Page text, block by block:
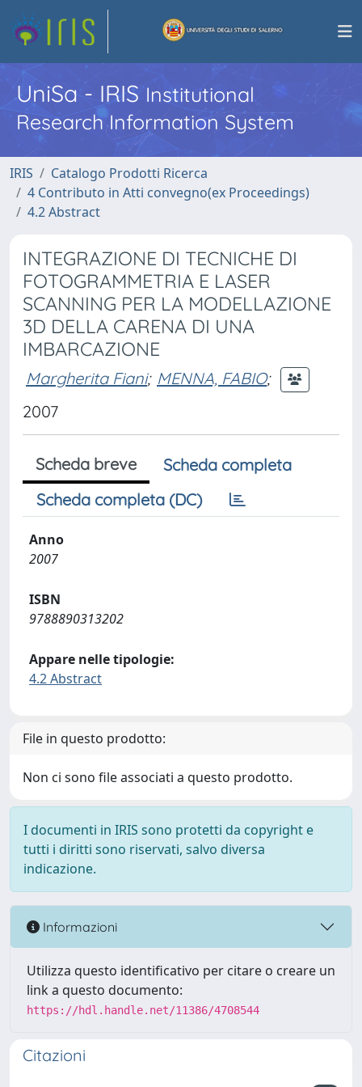
UniSa - IRISInstitutional
Research Information System
IRIS
Catalogo Prodotti Ricerca
4 Contributo in Atti convegno(ex Proceedings)
4.2 Abstract
INTEGRAZIONE DI TECNICHE DI
FOTOGRAMMETRIA E LASER
SCANNING PER LA MODELLAZIONE
3D DELLA CARENA DI UNA
IMBARCAZIONE
Margherita Fiani; MENNA, FABIO;
2007
Scheda breve
Scheda completa
Scheda completa (DC)
Anno
2007
ISBN
9788890313202
Appare nelle tipologie:
4.2 Abstract
File in questo prodotto:
Non ci sono file associati a questo prodotto.
I documenti in IRIS sono protetti da copyright e
tutti i diritti sono riservati, salvo diversa
indicazione.
Informazioni
Utilizza questo identificativo per citare o creare un
link a questo documento:
https://hdl.handle.net/11386/4708544
Citazioni